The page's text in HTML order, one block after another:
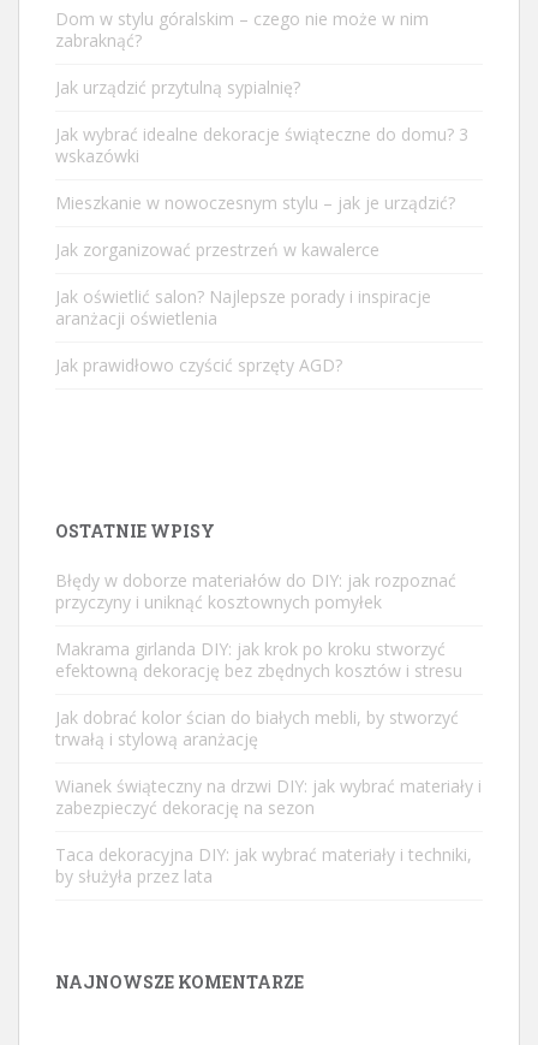
Dom w stylu góralskim – czego nie może w nim
zabraknąć?
Jak urządzić przytulną sypialnię?
Jak wybrać idealne dekoracje świąteczne do domu? 3
wskazówki
Mieszkanie w nowoczesnym stylu – jak je urządzić?
Jak zorganizować przestrzeń w kawalerce
Jak oświetlić salon? Najlepsze porady i inspiracje
aranżacji oświetlenia
Jak prawidłowo czyścić sprzęty AGD?
OSTATNIE WPISY
Błędy w doborze materiałów do DIY: jak rozpoznać
przyczyny i uniknąć kosztownych pomyłek
Makrama girlanda DIY: jak krok po kroku stworzyć
efektowną dekorację bez zbędnych kosztów i stresu
Jak dobrać kolor ścian do białych mebli, by stworzyć
trwałą i stylową aranżację
Wianek świąteczny na drzwi DIY: jak wybrać materiały i
zabezpieczyć dekorację na sezon
Taca dekoracyjna DIY: jak wybrać materiały i techniki,
by służyła przez lata
NAJNOWSZE KOMENTARZE